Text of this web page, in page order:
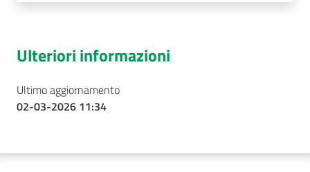
Ulteriori informazioni
Ultimo aggiornamento
02-03-2026 11:34